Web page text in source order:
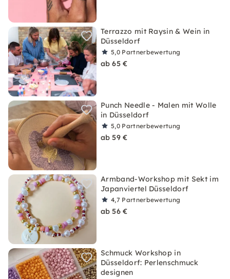
Terrazzo mit Raysin & Wein in
Düsseldorf
5,0 Partnerbewertung
ab 65 €
Punch Needle - Malen mit Wolle
in Düsseldorf
5,0 Partnerbewertung
ab 59 €
Armband-Workshop mit Sekt im
Japanviertel Düsseldorf
4,7 Partnerbewertung
ab 56 €
Schmuck Workshop in
Düsseldorf: Perlenschmuck
designen